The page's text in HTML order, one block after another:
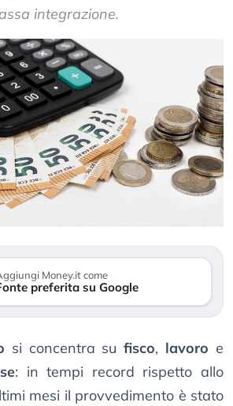
integrazione.
Money.it come
preferita su Google
si concentra sufisco, lavoro e
: in tempi record rispetto allo
mesi il provvedimento è stato